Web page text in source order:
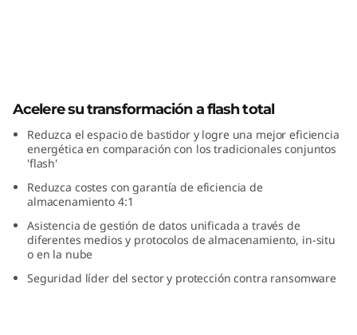
e
e
Acelere su transformación a flash total
Reduzca el espacio de bastidor y logre una mejor eficiencia
energética en comparación con los tradicionales conjuntos
'flash'
Reduzca costes con garantía de eficiencia de
almacenamiento 4:1
Asistencia de gestión de datos unificada a través de
diferentes medios y protocolos de almacenamiento, in-situ
o en la nube
Seguridad líder del sector y protección contra ransomware